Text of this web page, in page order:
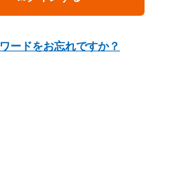
ードをお忘れですか？